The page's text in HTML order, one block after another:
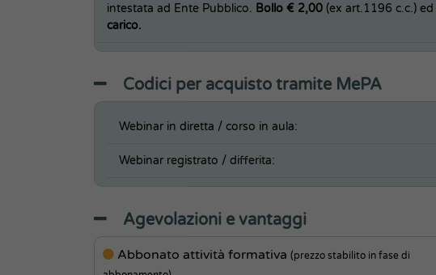
intestata ad Ente Pubblico. Bollo € 2,00(ex art.1196 c.c.) ed
carico.
Codici per acquisto tramite MePA
Webinar in diretta / corso in aula:
Webinar registrato / differita:
Agevolazioni e vantaggi
Abbonato attività formativa (prezzo stabilito in fase di